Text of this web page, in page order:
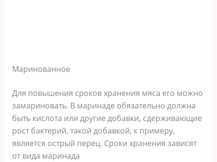
Маринованное
Для повышения сроков хранения мяса его можно
замариновать. В маринаде обязательно должна
быть кислота или другие добавки, сдерживающие
рост бактерий, такой добавкой, к примеру,
является острый перец. Сроки хранения зависят
от вида маринада